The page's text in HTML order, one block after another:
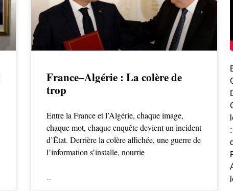
France–Algérie : La colère de
trop
Entre la France et l’Algérie, chaque image,
chaque mot, chaque enquête devient un incident
d’État. Derrière la colère affichée, une guerre de
l’information s’installe, nourrie